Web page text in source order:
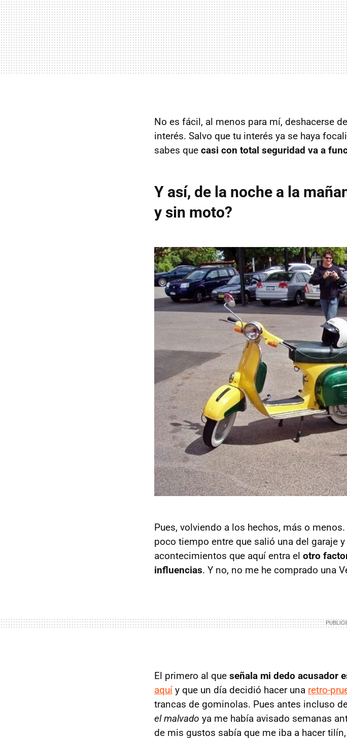
No es fácil, al menos para mí, deshacerse
interés. Salvo que tu interés ya se haya
sabes que casi con total seguridad va a
Y así, de la noche a la
y sin moto?
Pues, volviendo a los hechos, más o
poco tiempo entre que salió una del garaje
acontecimientos que aquí entra el otro
influencias. Y no, no me he comprado una
El primero al que señala mi dedo acusador
aquí y que un día decidió hacer una retro-
trancas de gominolas. Pues antes incluso
el malvado ya me había avisado semanas
de mis gustos sabía que me iba a hacer